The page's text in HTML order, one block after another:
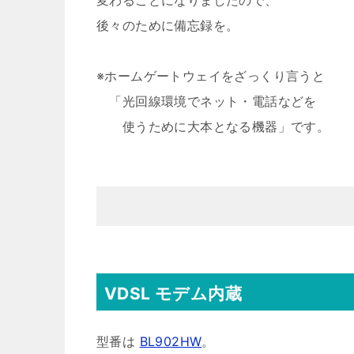
後々のために備忘録を。
※ホームゲートウェイをざっくり言うと
「光回線環境でネット・電話などを
使うために大本となる機器」です。
VDSL モデム内蔵
型番は BL902HW。